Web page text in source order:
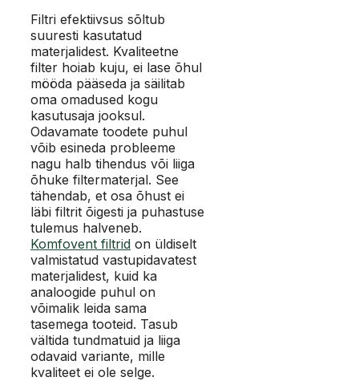
Filtri efektiivsus sõltub
suuresti kasutatud
materjalidest. Kvaliteetne
filter hoiab kuju, ei lase õhul
mööda pääseda ja säilitab
oma omadused kogu
kasutusaja jooksul.
Odavamate toodete puhul
võib esineda probleeme
nagu halb tihendus või liiga
õhuke filtermaterjal. See
tähendab, et osa õhust ei
läbi filtrit õigesti ja puhastuse
tulemus halveneb.
Komfovent filtrid on üldiselt
valmistatud vastupidavatest
materjalidest, kuid ka
analoogide puhul on
võimalik leida sama
tasemega tooteid. Tasub
vältida tundmatuid ja liiga
odavaid variante, mille
kvaliteet ei ole selge.